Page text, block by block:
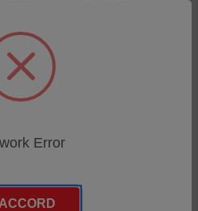
AMECARE FHX3X
EXTENDED KIT/ SOP/
Connectez-vous pour
Error